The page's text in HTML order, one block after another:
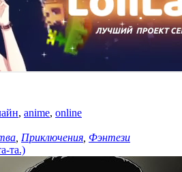
, anime, online
Приключения Фэнтези
та.)